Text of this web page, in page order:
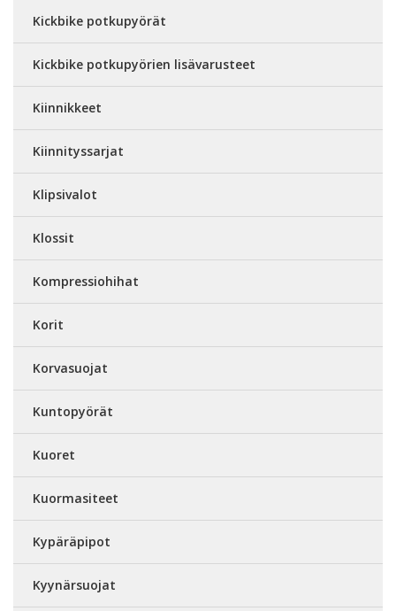
Kickbike potkupyörät
Kickbike potkupyörien lisävarusteet
Kiinnikkeet
Kiinnityssarjat
Klipsivalot
Klossit
Kompressiohihat
Korit
Korvasuojat
Kuntopyörät
Kuoret
Kuormasiteet
Kypäräpipot
Kyynärsuojat